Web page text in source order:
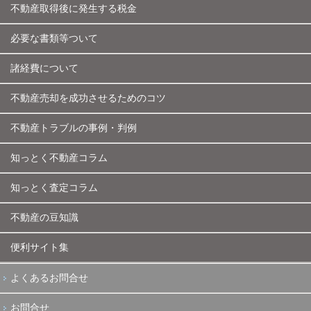
不動産取得後に発生する税金
必要な書類等ついて
諸経費について
不動産売却を成功させるためのコツ
不動産トラブルの事例・判例
知っとく不動産コラム
知っとく査定コラム
不動産の豆知識
便利サイト集
よくあるお問合せ
お問合せ